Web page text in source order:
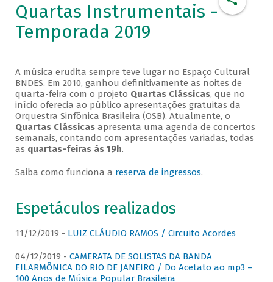
Quartas Instrumentais -
Temporada 2019
A música erudita sempre teve lugar no Espaço Cultural
BNDES. Em 2010, ganhou definitivamente as noites de
quarta-feira com o projeto Quartas Clássicas, que no
início oferecia ao público apresentações gratuitas da
Orquestra Sinfônica Brasileira (OSB). Atualmente, o
Quartas Clássicasapresenta uma agenda de concertos
semanais, contando com apresentações variadas, todas
as quartas-feiras às 19h.
Saiba como funciona a reserva de ingressos.
Espetáculos realizados
11/12/2019 - LUIZ CLÁUDIO RAMOS / Circuito Acordes
04/12/2019 - CAMERATA DE SOLISTAS DA BANDA
FILARMÔNICA DO RIO DE JANEIRO / Do Acetato ao mp3 –
100 Anos de Música Popular Brasileira